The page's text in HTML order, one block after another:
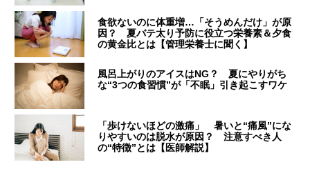
食欲ないのに体重増…「そうめんだけ」が原
因？ 夏バテ太り予防に役立つ栄養素＆夕食
の黄金比とは【管理栄養士に聞く】
風呂上がりのアイスはNG？ 夏にやりがち
な“3つの食習慣”が「不眠」引き起こすワケ
「歩けないほどの激痛」 暑いと“痛風”にな
りやすいのは脱水が原因？ 注意すべき人
の“特徴”とは【医師解説】